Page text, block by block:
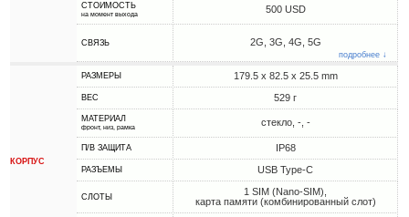
СТОИМОСТЬ
на момент выхода 500 USD
СВЯЗЬ 2G, 3G, 4G, 5G
подробнее ↓
КОРПУС
РАЗМЕРЫ 179.5 x 82.5 x 25.5 mm
ВЕС 529 г
МАТЕРИАЛ
фронт, низ, рамка стекло, -, -
П/В ЗАЩИТА IP68
РАЗЪЕМЫ USB Type-C
СЛОТЫ
1 SIM (Nano-SIM),
карта памяти (комбинированный слот)